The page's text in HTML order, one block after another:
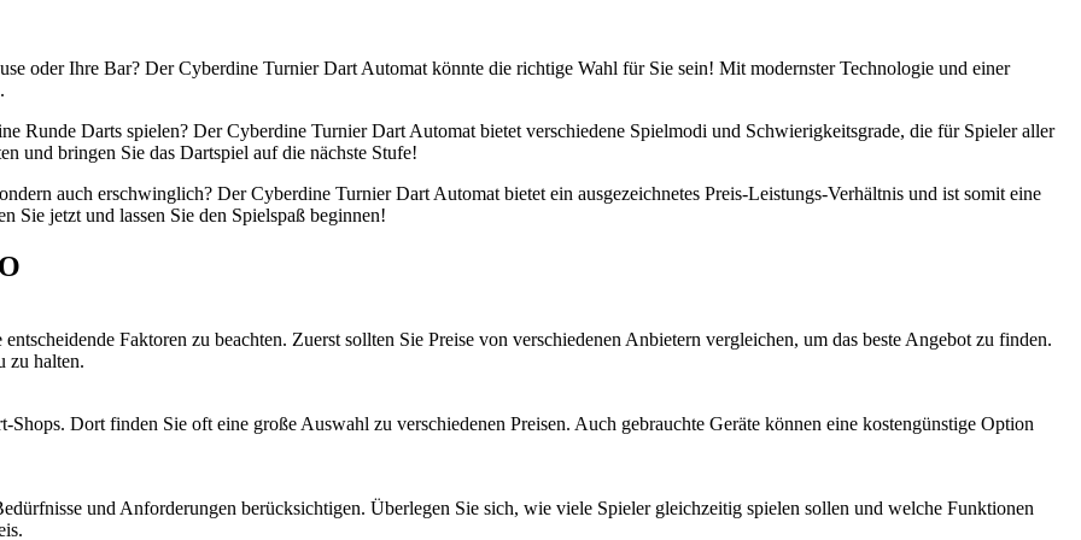
oder Ihre Bar? Der Cyberdine Turnier Dart Automat könnte die richtige Wahl für Sie sein! Mit modernster Technologie und einer
Runde Darts spielen? Der Cyberdine Turnier Dart Automat bietet verschiedene Spielmodi und Schwierigkeitsgrade, die für Spieler aller
und bringen Sie das Dartspiel auf die nächste Stufe!
auch erschwinglich? Der Cyberdine Turnier Dart Automat bietet ein ausgezeichnetes Preis-Leistungs-Verhältnis und ist somit eine
Sie jetzt und lassen Sie den Spielspaß beginnen!
Faktoren zu beachten. Zuerst sollten Sie Preise von verschiedenen Anbietern vergleichen, um das beste Angebot zu finden.
zu halten.
Dort finden Sie oft eine große Auswahl zu verschiedenen Preisen. Auch gebrauchte Geräte können eine kostengünstige Option
und Anforderungen berücksichtigen. Überlegen Sie sich, wie viele Spieler gleichzeitig spielen sollen und welche Funktionen